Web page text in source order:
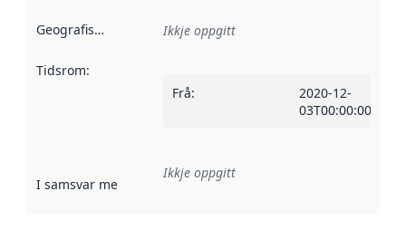
Geografisk område Ikkje oppgitt
Tidsrom:
Frå:
2020-12-
03T00:00:00Z
I samsvar med Referanse til ei implementeringsregel eller
Ikkje oppgitt